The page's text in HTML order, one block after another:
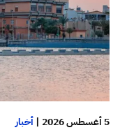
5 أغسطس 2026 | أخبار